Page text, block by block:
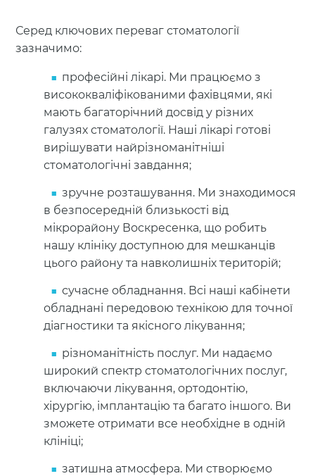
Серед ключових переваг стоматології
зазначимо:
професійні лікарі. Ми працюємо з
висококваліфікованими фахівцями, які
мають багаторічний досвід у різних
галузях стоматології. Наші лікарі готові
вирішувати найрізноманітніші
стоматологічні завдання;
зручне розташування. Ми знаходимося
в безпосередній близькості від
мікрорайону Воскресенка, що робить
нашу клініку доступною для мешканців
цього району та навколишніх територій;
сучасне обладнання. Всі наші кабінети
обладнані передовою технікою для точної
діагностики та якісного лікування;
різноманітність послуг. Ми надаємо
широкий спектр стоматологічних послуг,
включаючи лікування, ортодонтію,
хірургію, імплантацію та багато іншого. Ви
зможете отримати все необхідне в одній
клініці;
затишна атмосфера. Ми створюємо